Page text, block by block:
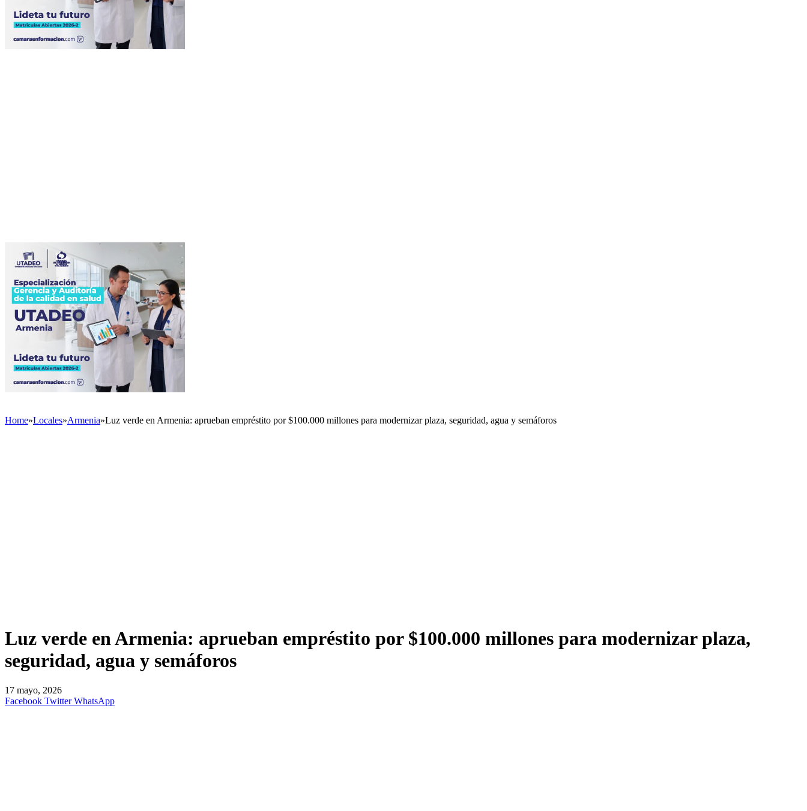
Home»Locales»Armenia»Luz verde en Armenia: aprueban empréstito por $100.000 millones para modernizar plaza, seguridad, agua y semáforos
Luz verde en Armenia: aprueban empréstito por $100.000 millones para modernizar plaza,
seguridad, agua y semáforos
17 mayo, 2026
Facebook Twitter WhatsApp